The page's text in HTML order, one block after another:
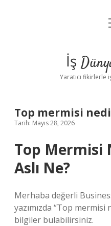
İş
Yaratıcı fikirlerle
Top mermisi
Tarih: Mayıs 28, 2026
Top Mermisi
Aslı Ne?
Merhaba değerli
yazımızda “Top mermisi
bilgiler bulabilirsiniz.